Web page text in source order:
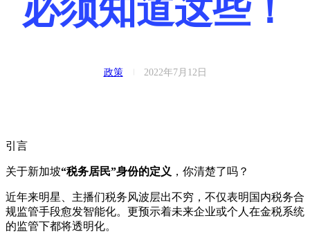
必须知道这些！
2022年7月12日
政策
引言
关于新加坡“税务居民”身份的定义 ，你清楚了吗？
近年来明星、主播们税务风波层出不穷，不仅表明国内税务合
规监管手段愈发智能化。更预示着未来企业或个人在金税系统
的监管下都将透明化。